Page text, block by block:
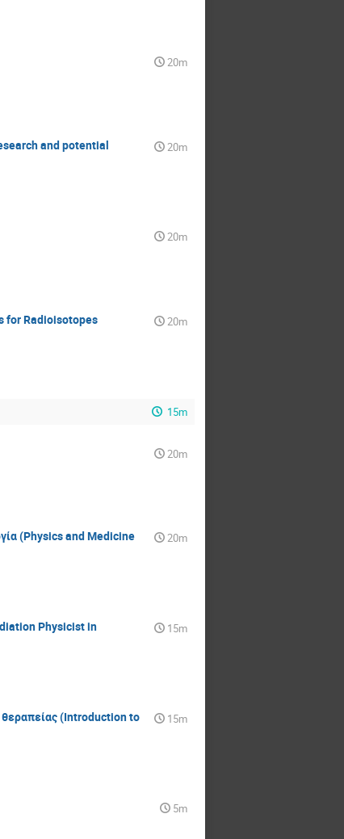
20m
and potential
20m
20m
for Radioisotopes
20m
15m
20m
(Physics and Medicine
20m
Physicist in
15m
θεραπείας (Introduction to
15m
5m